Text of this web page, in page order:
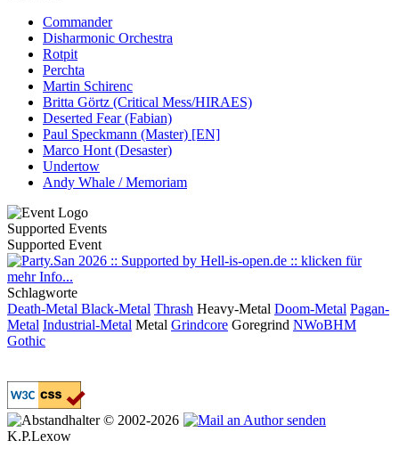
Commander
Disharmonic Orchestra
Rotpit
Perchta
Martin Schirenc
Britta Görtz (Critical Mess/HIRAES)
Deserted Fear (Fabian)
Paul Speckmann (Master) [EN]
Marco Hont (Desaster)
Undertow
Andy Whale / Memoriam
Supported Events
Supported Event
Schlagworte
Death-Metal Black-Metal Thrash Heavy-Metal Doom-Metal Pagan-
Metal Industrial-Metal Metal Grindcore Goregrind NWoBHM
Gothic
© 2002-2026
K.P.Lexow